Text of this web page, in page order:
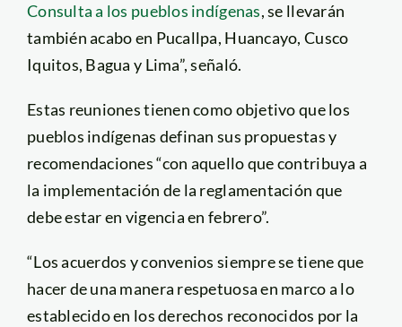
Consulta a los pueblos indígenas, se llevarán
también acabo en Pucallpa, Huancayo, Cusco
Iquitos, Bagua y Lima”, señaló.
Estas reuniones tienen como objetivo que los
pueblos indígenas definan sus propuestas y
recomendaciones “con aquello que contribuya a
la implementación de la reglamentación que
debe estar en vigencia en febrero”.
“Los acuerdos y convenios siempre se tiene que
hacer de una manera respetuosa en marco a lo
establecido en los derechos reconocidos por la